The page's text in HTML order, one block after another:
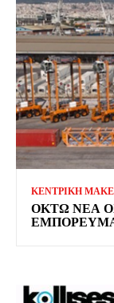
ΚΕΝΤΡΙΚΗ
ΟΚΤΏ ΝΈΑ